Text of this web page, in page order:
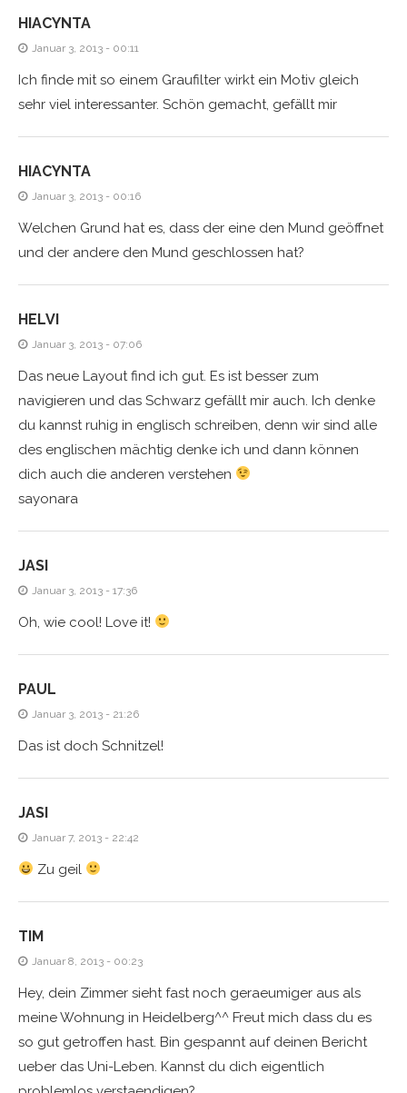
HIACYNTA
Januar 3, 2013 - 00:11
Ich finde mit so einem Graufilter wirkt ein Motiv gleich
sehr viel interessanter. Schön gemacht, gefällt mir
HIACYNTA
Januar 3, 2013 - 00:16
Welchen Grund hat es, dass der eine den Mund geöffnet
und der andere den Mund geschlossen hat?
HELVI
Januar 3, 2013 - 07:06
Das neue Layout find ich gut. Es ist besser zum
navigieren und das Schwarz gefällt mir auch. Ich denke
du kannst ruhig in englisch schreiben, denn wir sind alle
des englischen mächtig denke ich und dann können
dich auch die anderen verstehen
sayonara
JASI
Januar 3, 2013 - 17:36
Oh, wie cool! Love it!
PAUL
Januar 3, 2013 - 21:26
Das ist doch Schnitzel!
JASI
Januar 7, 2013 - 22:42
Zu geil
TIM
Januar 8, 2013 - 00:23
Hey, dein Zimmer sieht fast noch geraeumiger aus als
meine Wohnung in Heidelberg^^ Freut mich dass du es
so gut getroffen hast. Bin gespannt auf deinen Bericht
ueber das Uni-Leben. Kannst du dich eigentlich